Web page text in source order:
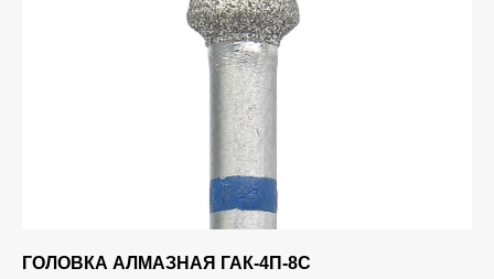
ГОЛОВКА АЛМАЗНАЯ ГАК-4П-8С